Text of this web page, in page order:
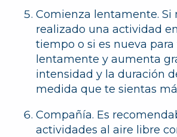
Comienza lentamente. Si
realizado una actividad
tiempo o si es nueva
lentamente y aumenta
intensidad y la duración
medida que te sientas
Compañía. Es
actividades al aire libre